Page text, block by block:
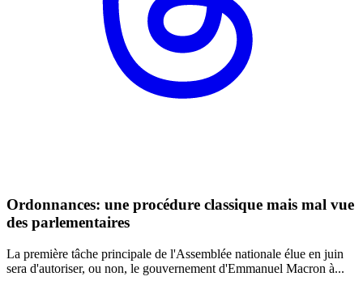
Ordonnances: une procédure classique mais mal vue
des parlementaires
La première tâche principale de l'Assemblée nationale élue en juin
sera d'autoriser, ou non, le gouvernement d'Emmanuel Macron à...